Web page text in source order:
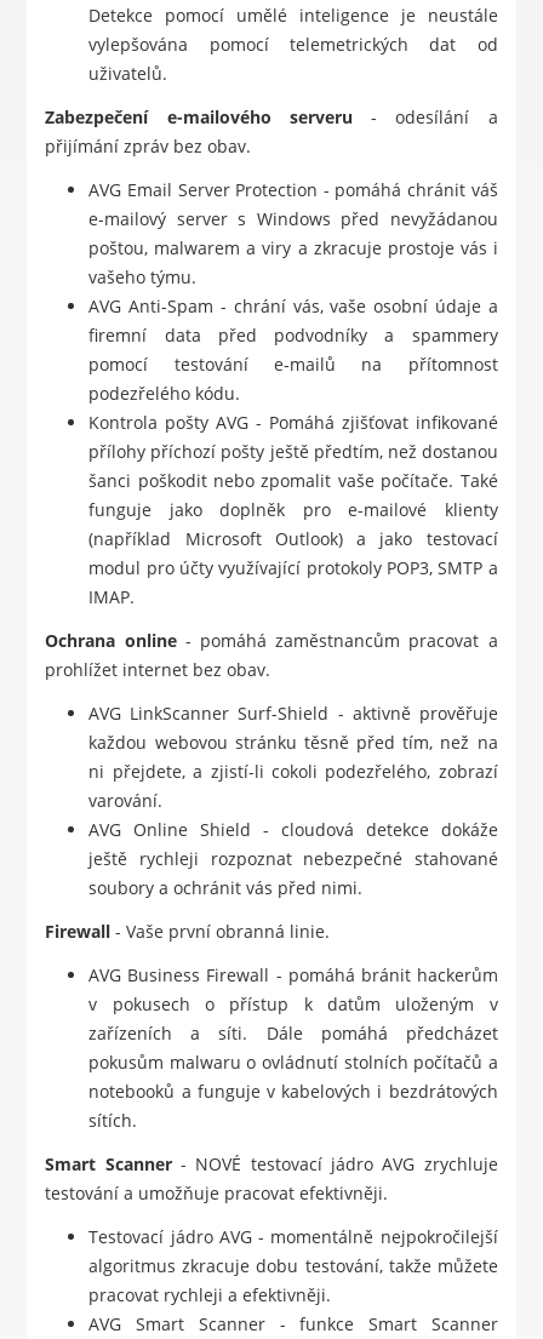
Detekce pomocí umělé inteligence je neustále
vylepšována pomocí telemetrických dat od
uživatelů.
Zabezpečení e-mailového serveru - odesílání a
přijímání zpráv bez obav.
AVG Email Server Protection - pomáhá chránit váš
e-mailový server s Windows před nevyžádanou
poštou, malwarem a viry a zkracuje prostoje vás i
vašeho týmu.
AVG Anti-Spam - chrání vás, vaše osobní údaje a
firemní data před podvodníky a spammery
pomocí testování e-mailů na přítomnost
podezřelého kódu.
Kontrola pošty AVG - Pomáhá zjišťovat infikované
přílohy příchozí pošty ještě předtím, než dostanou
šanci poškodit nebo zpomalit vaše počítače. Také
funguje jako doplněk pro e-mailové klienty
(například Microsoft Outlook) a jako testovací
modul pro účty využívající protokoly POP3, SMTP a
IMAP.
Ochrana online- pomáhá zaměstnancům pracovat a
prohlížet internet bez obav.
AVG LinkScanner Surf-Shield - aktivně prověřuje
každou webovou stránku těsně před tím, než na
ni přejdete, a zjistí-li cokoli podezřelého, zobrazí
varování.
AVG Online Shield - cloudová detekce dokáže
ještě rychleji rozpoznat nebezpečné stahované
soubory a ochránit vás před nimi.
Firewall - Vaše první obranná linie.
AVG Business Firewall - pomáhá bránit hackerům
v pokusech o přístup k datům uloženým v
zařízeních a síti. Dále pomáhá předcházet
pokusům malwaru o ovládnutí stolních počítačů a
notebooků a funguje v kabelových i bezdrátových
sítích.
Smart Scanner- NOVÉ testovací jádro AVG zrychluje
testování a umožňuje pracovat efektivněji.
Testovací jádro AVG - momentálně nejpokročilejší
algoritmus zkracuje dobu testování, takže můžete
pracovat rychleji a efektivněji.
AVG Smart Scanner - funkce Smart Scanner